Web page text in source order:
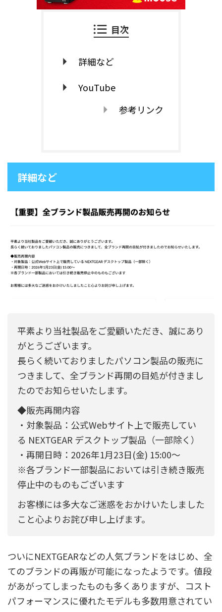
目次
詳細など
YouTube
参考リンク
詳細など
平素より当社製品をご愛顧いただき、誠にあり
がとうございます。
長らく続いておりましたパソコン製品の販売に
つきまして、全ブランド再開の目処が付きまし
たのでお知らせいたします。
◆販売再開内容
・対象製品：公式Webサイト上で販売してい
る NEXTGEAR デスクトップ製品（一部除く）
・再開日時：2026年1月23日(金) 15:00～
※各ブランド一部製品においては引き続き販売
停止中のものもございます
お客様には多大なご迷惑をおかけいたしました
こと心よりお詫び申し上げます。
ついにNEXTGEARなどの人気ブランドをはじめ、全
てのブランドの再販が可能になったようです。値段
があがってしまったものも多くありますが、コスト
パフォーマンスに優れたモデルも多数用意されてい